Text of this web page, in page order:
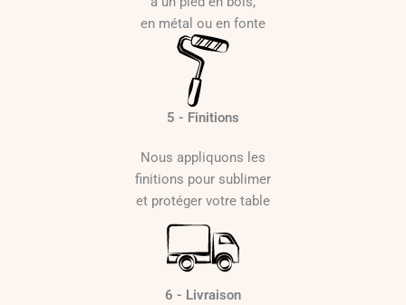
en métal ou en fonte
5 - Finitions
Nous appliquons les
finitions pour sublimer
et protéger votre table
6 - Livraison